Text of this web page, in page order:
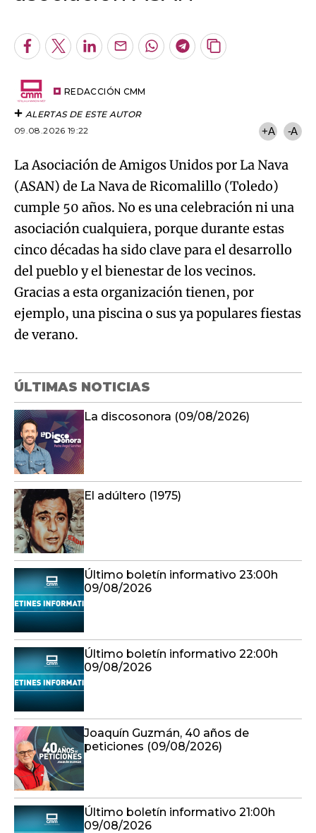
Facebook
TwitterLinkedInEnviarWhatsapp
Telegram
Copiar
REDACCIÓN CMM
ALERTAS DE ESTE AUTOR
09.08.2026 19:22
+A -A
La Asociación de Amigos Unidos por La Nava
(ASAN) de La Nava de Ricomalillo (Toledo)
cumple 50 años. No es una celebración ni una
asociación cualquiera, porque durante estas
cinco décadas ha sido clave para el desarrollo
del pueblo y el bienestar de los vecinos.
Gracias a esta organización tienen, por
ejemplo, una piscina o sus ya populares fiestas
de verano.
ÚLTIMAS NOTICIAS
La discosonora (09/08/2026)
El adúltero (1975)
Último boletín informativo 23:00h
09/08/2026
Último boletín informativo 22:00h
09/08/2026
Joaquín Guzmán, 40 años de
peticiones (09/08/2026)
Último boletín informativo 21:00h
09/08/2026